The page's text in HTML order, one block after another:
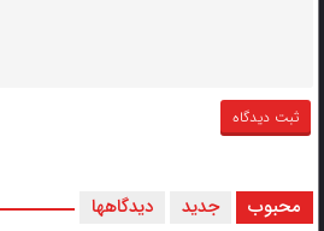
محبوب جدید دیدگاهها